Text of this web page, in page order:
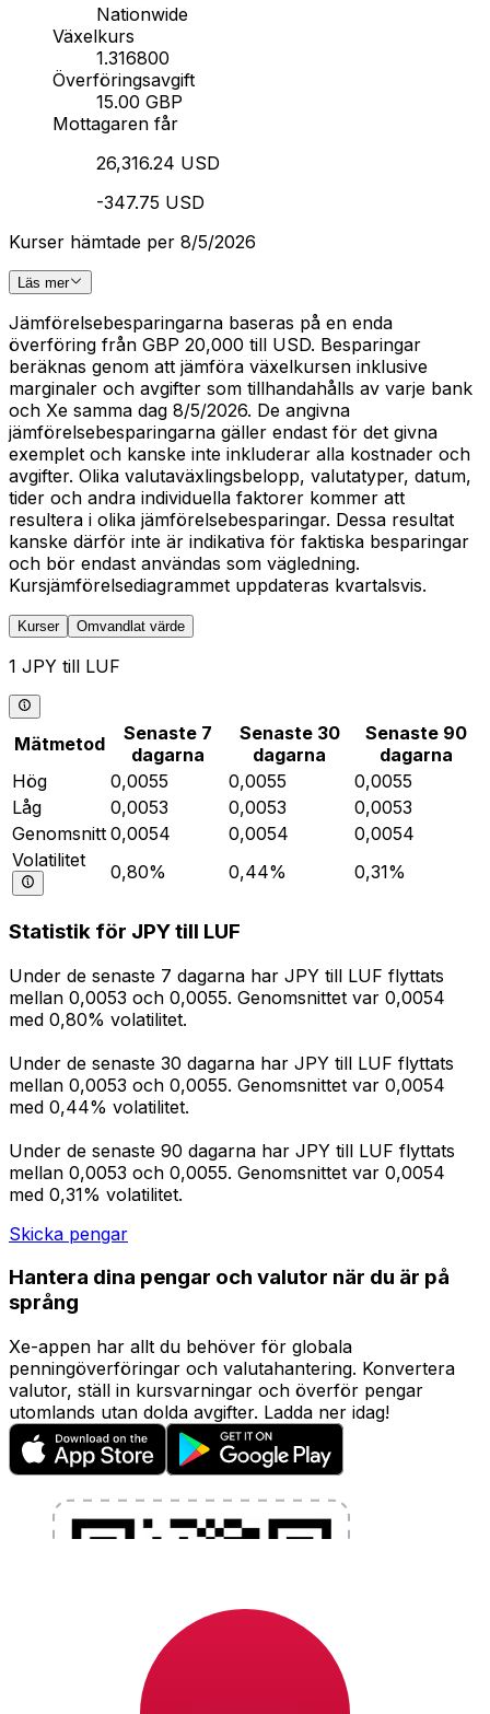
Nationwide
Växelkurs
1.316800
Överföringsavgift
15.00 GBP
Mottagaren får
26,316.24 USD
-347.75 USD
Kurser hämtade per 8/5/2026
Läs mer
Jämförelsebesparingarna baseras på en enda
överföring från GBP 20,000 till USD. Besparingar
beräknas genom att jämföra växelkursen inklusive
marginaler och avgifter som tillhandahålls av varje bank
och Xe samma dag 8/5/2026. De angivna
jämförelsebesparingarna gäller endast för det givna
exemplet och kanske inte inkluderar alla kostnader och
avgifter. Olika valutaväxlingsbelopp, valutatyper, datum,
tider och andra individuella faktorer kommer att
resultera i olika jämförelsebesparingar. Dessa resultat
kanske därför inte är indikativa för faktiska besparingar
och bör endast användas som vägledning.
Kursjämförelsediagrammet uppdateras kvartalsvis.
Kurser Omvandlat värde
1 JPY till LUF
Mätmetod
Senaste 7
dagarna
Senaste 30
dagarna
Senaste 90
dagarna
Hög
0,0055 0,0055
0,0055
Låg
0,0053 0,0053
0,0053
Genomsnitt 0,0054 0,0054
0,0054
Volatilitet
0,80% 0,44% 0,31%
Statistik för JPY till LUF
Under de senaste 7 dagarna har JPY till LUF flyttats
mellan 0,0053 och 0,0055. Genomsnittet var 0,0054
med 0,80% volatilitet.
Under de senaste 30 dagarna har JPY till LUF flyttats
mellan 0,0053 och 0,0055. Genomsnittet var 0,0054
med 0,44% volatilitet.
Under de senaste 90 dagarna har JPY till LUF flyttats
mellan 0,0053 och 0,0055. Genomsnittet var 0,0054
med 0,31% volatilitet.
Skicka pengar
Hantera dina pengar och valutor när du är på
språng
Xe-appen har allt du behöver för globala
penningöverföringar och valutahantering. Konvertera
valutor, ställ in kursvarningar och överför pengar
utomlands utan dolda avgifter. Ladda ner idag!